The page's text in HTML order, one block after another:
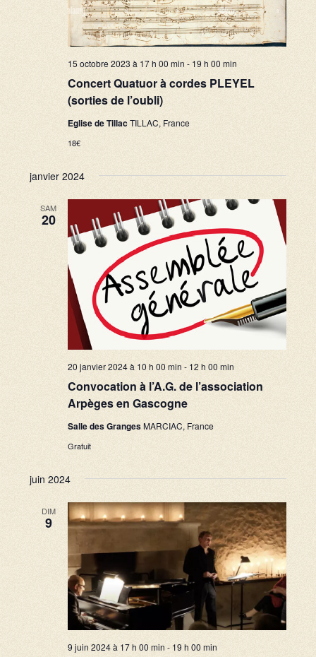
Concert Quatuor à cordes PLEYEL
(sorties de l’oubli)
15 octobre 2023 à 17 h 00 min - 19 h 00 min
Eglise de TillacTILLAC, France
18€
janvier 2024
SAM
20
Convocation à l’A.G. de l’association
Arpèges en Gascogne
20 janvier 2024 à 10 h 00 min - 12 h 00 min
Salle des GrangesMARCIAC, France
Gratuit
juin 2024
DIM
9
9 juin 2024 à 17 h 00 min - 19 h 00 min